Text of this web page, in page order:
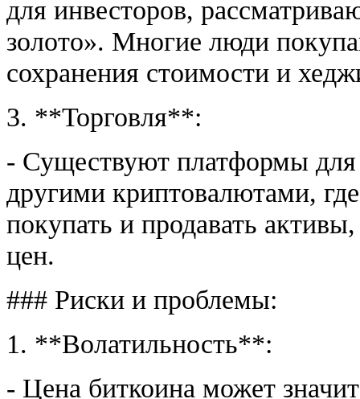
для инвесторов,
золото». Многие люди
сохранения стоимости и
3. **Торговля**:
- Существуют платформы для
другими криптовалютами,
покупать и продавать
цен.
### Риски и проблемы:
1. **Волатильность**:
- Цена биткоина может